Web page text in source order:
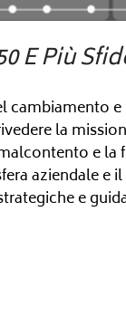
E Più
cambiamento
la
e la
aziendale
e